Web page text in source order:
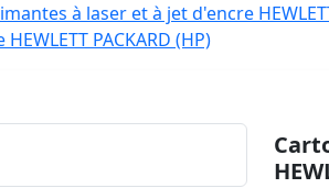
à laser et à jet d'encre
PACKARD (HP)